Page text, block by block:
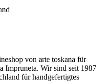
von arte toskana für
Impruneta. Wir sind seit 1987
für handgefertigtes